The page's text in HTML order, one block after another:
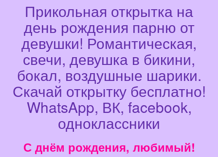
Прикольная открытка на
день рождения парню от
девушки! Романтическая,
свечи, девушка в бикини,
бокал, воздушные шарики.
Скачай открытку бесплатно!
WhatsApp, ВК, facebook,
одноклассники
С днём рождения, любимый!